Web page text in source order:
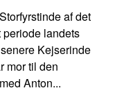
af det
landets
Kejserinde
mor til den
Anton...